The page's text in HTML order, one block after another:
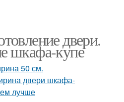
двери.
шкафа-купе